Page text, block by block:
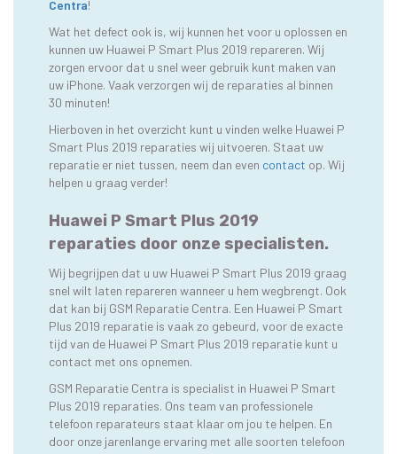
Centra!
Wat het defect ook is, wij kunnen het voor u oplossen en
kunnen uw Huawei P Smart Plus 2019 repareren. Wij
zorgen ervoor dat u snel weer gebruik kunt maken van
uw iPhone. Vaak verzorgen wij de reparaties al binnen
30 minuten!
Hierboven in het overzicht kunt u vinden welke Huawei P
Smart Plus 2019 reparaties wij uitvoeren. Staat uw
reparatie er niet tussen, neem dan even contact op. Wij
helpen u graag verder!
Huawei P Smart Plus 2019
reparaties door onze specialisten.
Wij begrijpen dat u uw Huawei P Smart Plus 2019 graag
snel wilt laten repareren wanneer u hem wegbrengt. Ook
dat kan bij GSM Reparatie Centra. Een Huawei P Smart
Plus 2019 reparatie is vaak zo gebeurd, voor de exacte
tijd van de Huawei P Smart Plus 2019 reparatie kunt u
contact met ons opnemen.
GSM Reparatie Centra is specialist in Huawei P Smart
Plus 2019 reparaties. Ons team van professionele
telefoon reparateurs staat klaar om jou te helpen. En
door onze jarenlange ervaring met alle soorten telefoon